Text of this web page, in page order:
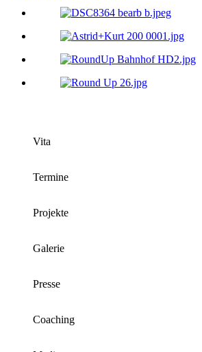
Vita
Termine
Projekte
Galerie
Presse
Coaching